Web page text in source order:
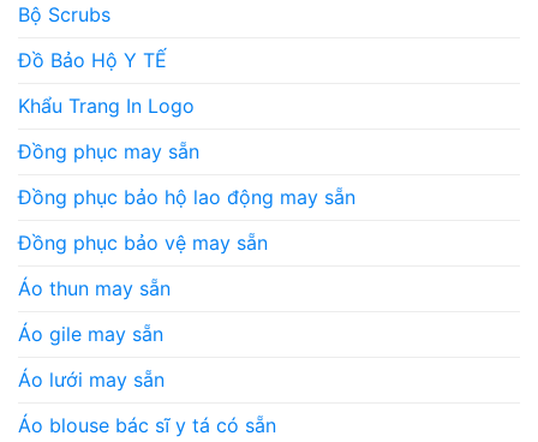
Bộ Scrubs
Đồ Bảo Hộ Y TẾ
Khẩu Trang In Logo
Đồng phục may sẵn
Đồng phục bảo hộ lao động may sẵn
Đồng phục bảo vệ may sẵn
Áo thun may sẵn
Áo gile may sẵn
Áo lưới may sẵn
Áo blouse bác sĩ y tá có sẵn